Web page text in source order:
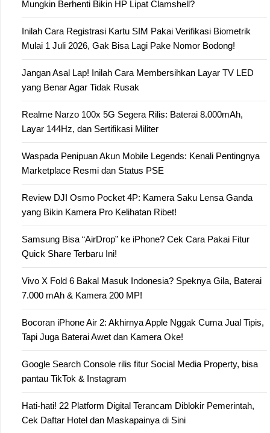
Mungkin Berhenti Bikin HP Lipat Clamshell?
Inilah Cara Registrasi Kartu SIM Pakai Verifikasi Biometrik
Mulai 1 Juli 2026, Gak Bisa Lagi Pake Nomor Bodong!
Jangan Asal Lap! Inilah Cara Membersihkan Layar TV LED
yang Benar Agar Tidak Rusak
Realme Narzo 100x 5G Segera Rilis: Baterai 8.000mAh,
Layar 144Hz, dan Sertifikasi Militer
Waspada Penipuan Akun Mobile Legends: Kenali Pentingnya
Marketplace Resmi dan Status PSE
Review DJI Osmo Pocket 4P: Kamera Saku Lensa Ganda
yang Bikin Kamera Pro Kelihatan Ribet!
Samsung Bisa “AirDrop” ke iPhone? Cek Cara Pakai Fitur
Quick Share Terbaru Ini!
Vivo X Fold 6 Bakal Masuk Indonesia? Speknya Gila, Baterai
7.000 mAh & Kamera 200 MP!
Bocoran iPhone Air 2: Akhirnya Apple Nggak Cuma Jual Tipis,
Tapi Juga Baterai Awet dan Kamera Oke!
Google Search Console rilis fitur Social Media Property, bisa
pantau TikTok & Instagram
Hati-hati! 22 Platform Digital Terancam Diblokir Pemerintah,
Cek Daftar Hotel dan Maskapainya di Sini